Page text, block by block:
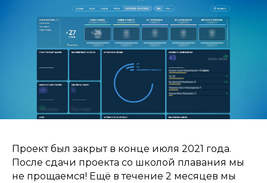
Проект был закрыт в конце июля 2021 года.
После сдачи проекта со школой плавания мы
не прощаемся! Ещё в течение 2 месяцев мы